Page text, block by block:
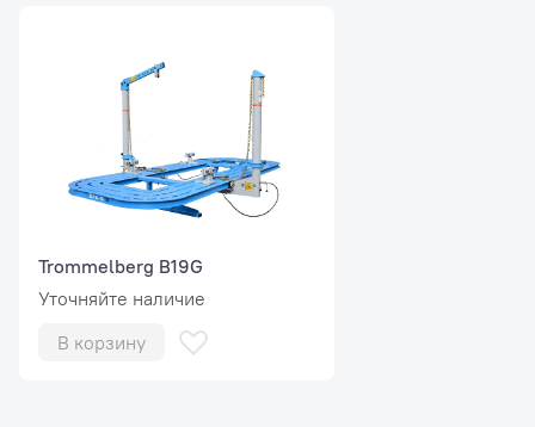
Trommelberg B19G
Уточняйте наличие
В корзину